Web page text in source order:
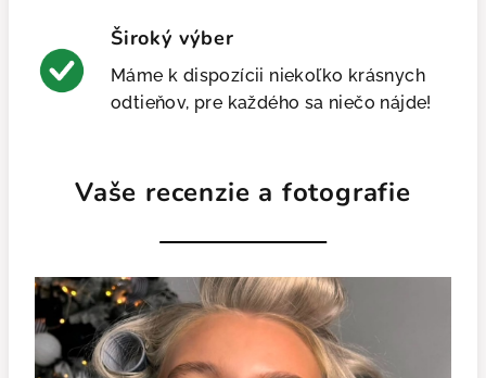
Široký výber
Máme k dispozícii niekoľko krásnych
odtieňov, pre každého sa niečo nájde!
Vaše recenzie a fotografie